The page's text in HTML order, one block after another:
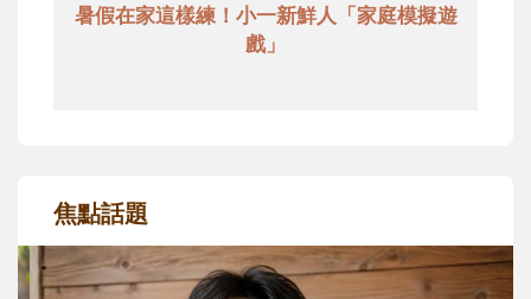
暑假在家這樣練！小一新鮮人「家庭模擬遊
戲」
焦點話題